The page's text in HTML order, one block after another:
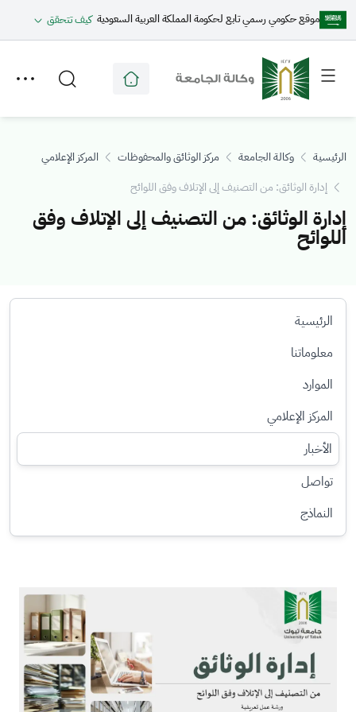
موقع حكومي رسمي تابع لحكومة المملكة العربية السعودية كيف تتحقق
Toggle
menu
Toggle
secondary
menu
الرئيسية وكالة الجامعة مركز الوثائق والمحفوظات
المركز الإعلامي
إدارة الوثائق: من التصنيف إلى الإتلاف وفق اللوائح
إدارة الوثائق: من التصنيف إلى الإتلاف وفق
اللوائح
الرئيسية
معلوماتنا
الموارد
المركز الإعلامي
الأخبار
تواصل
النماذج
الصورة